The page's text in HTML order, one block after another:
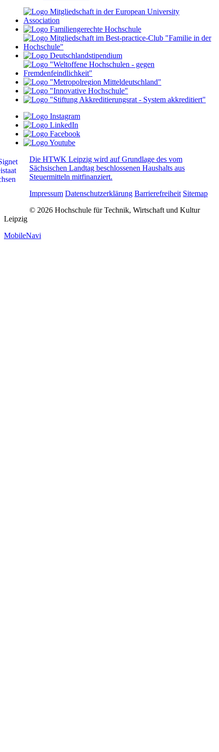
Die HTWK Leipzig wird auf Grundlage des vom
Sächsischen Landtag beschlossenen Haushalts aus
Steuermitteln mitfinanziert.
Impressum Datenschutzerklärung Barrierefreiheit Sitemap
© 2026 Hochschule für Technik, Wirtschaft und Kultur
Leipzig
MobileNavi